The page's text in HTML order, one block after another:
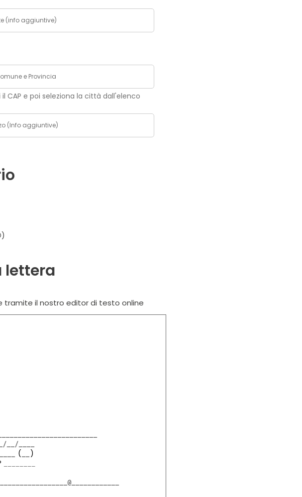
il CAP e poi seleziona la città dall'elenco
lettera
tramite il nostro editor di testo online
(
)